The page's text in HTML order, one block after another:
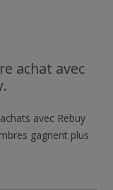
achat avec
avec Rebuy
gagnent plus